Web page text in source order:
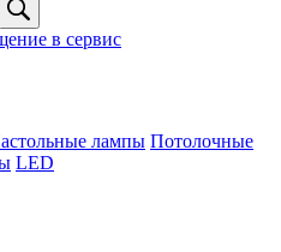
в сервис
лампы Потолочные
LED